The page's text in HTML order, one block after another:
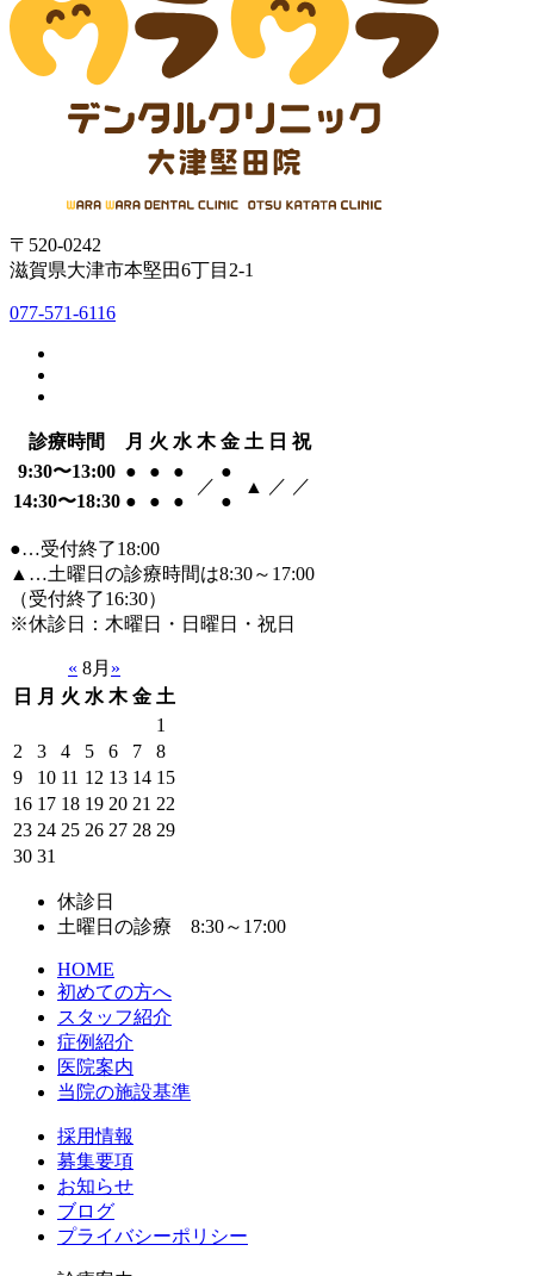
〒520-0242
滋賀県大津市本堅田6丁目2-1
077-571-6116
診療時間 月 火 水 木 金 土 日 祝
9:30〜13:00 ● ● ●
／
●
▲ ／ ／
14:30〜18:30 ● ● ● ●
●…受付終了18:00
▲…土曜日の診療時間は8:30～17:00
（受付終了16:30）
※休診日：木曜日・日曜日・祝日
« 8月 »
日
月 火 水 木 金 土
1
2
3 4 5 6 7
8
9
10 11 12 13 14 15
16 17 18 19 20 21 22
23 24 25 26 27 28 29
30 31
休診日
土曜日の診療 8:30～17:00
HOME
初めての方へ
スタッフ紹介
症例紹介
医院案内
当院の施設基準
採用情報
募集要項
お知らせ
ブログ
プライバシーポリシー